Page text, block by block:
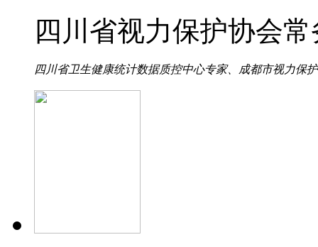
四川省视力保护协会
四川省卫生健康统计数据质控中心专家、成都市视力保